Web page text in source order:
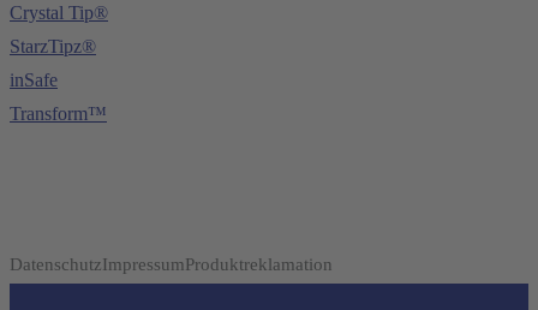
Crystal Tip®
StarzTipz®
inSafe
Transform™
DatenschutzImpressumProduktreklamation